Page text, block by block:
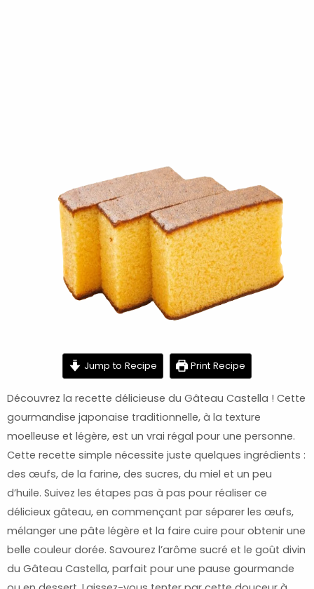
Jump to Recipe Print Recipe
Découvrez la recette délicieuse du Gâteau Castella ! Cette
gourmandise japonaise traditionnelle, à la texture
moelleuse et légère, est un vrai régal pour une personne.
Cette recette simple nécessite juste quelques ingrédients :
des œufs, de la farine, des sucres, du miel et un peu
d’huile. Suivez les étapes pas à pas pour réaliser ce
délicieux gâteau, en commençant par séparer les œufs,
mélanger une pâte légère et la faire cuire pour obtenir une
belle couleur dorée. Savourez l’arôme sucré et le goût divin
du Gâteau Castella, parfait pour une pause gourmande
minutes minutes